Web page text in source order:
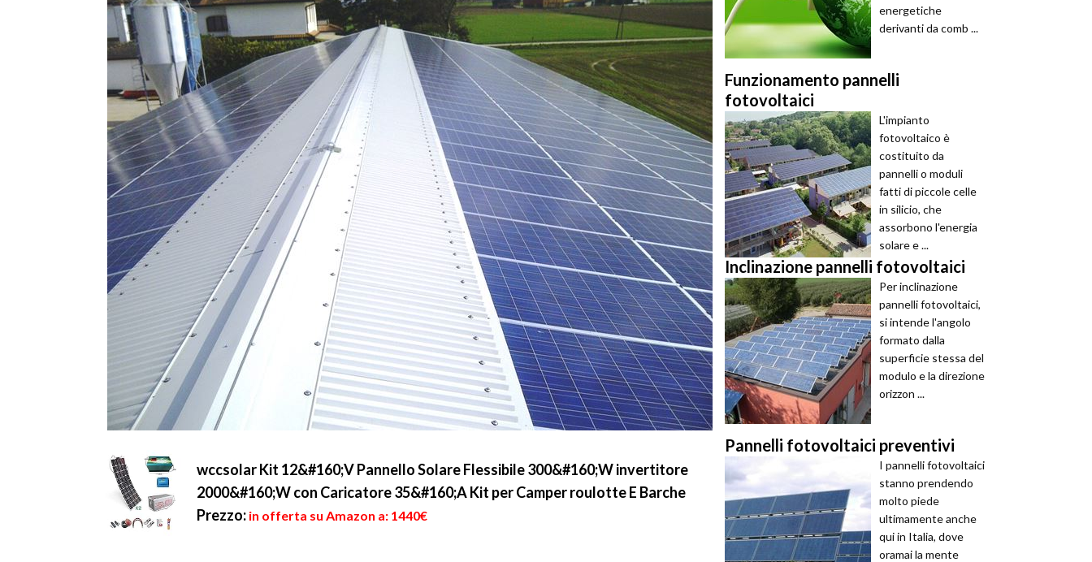
wccsolar Kit 12&#160;V Pannello Solare Flessibile 300&#160;W invertitore
2000&#160;W con Caricatore 35&#160;A Kit per Camper roulotte E Barche
Prezzo: in offerta su Amazon a: 1440€
energetiche
derivanti da comb ...
Funzionamento pannelli
fotovoltaici
L'impianto
fotovoltaico è
costituito da
pannelli o moduli
fatti di piccole celle
in silicio, che
assorbono l'energia
solare e ...
Inclinazione pannelli fotovoltaici
Per inclinazione
pannelli fotovoltaici,
si intende l'angolo
formato dalla
superficie stessa del
modulo e la direzione
orizzon ...
Pannelli fotovoltaici preventivi
I pannelli fotovoltaici
stanno prendendo
molto piede
ultimamente anche
qui in Italia, dove
oramai la mente